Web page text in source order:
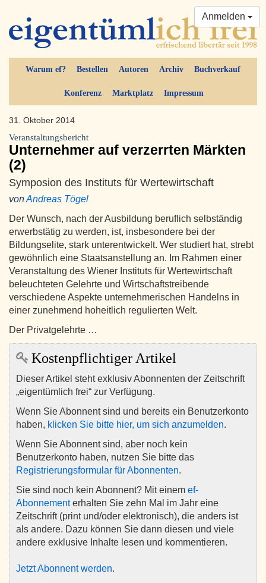
Warum ef? Bestellen Autoren Archiv Buchverkauf
Konferenz Marktplatz Impressum
Anmelden
31. Oktober 2014
Veranstaltungsbericht
Unternehmer auf verzerrten Märkten
(2)
Symposion des Instituts für Wertewirtschaft
vonAndreas Tögel
Der Wunsch, nach der Ausbildung beruflich selbständig
erwerbstätig zu werden, ist, insbesondere bei der
Bildungselite, stark unterentwickelt. Wer studiert hat, strebt
gewöhnlich eine Staatsanstellung an. Im Rahmen einer
Veranstaltung des Wiener Instituts für Wertewirtschaft
beleuchteten Gelehrte und Wirtschaftstreibende
verschiedene Aspekte unternehmerischen Handelns in
einer zunehmend hoheitlich regulierten Welt.
Der Privatgelehrte …
Kostenpflichtiger Artikel
Dieser Artikel steht exklusiv Abonnenten der Zeitschrift
„eigentümlich frei“ zur Verfügung.
Wenn Sie Abonnent sind und bereits ein Benutzerkonto
haben, klicken Sie bitte hier, um sich anzumelden.
Wenn Sie Abonnent sind, aber noch kein
Benutzerkonto haben, nutzen Sie bitte das
Registrierungsformular für Abonnenten.
Sie sind noch kein Abonnent? Mit einem ef-
Abonnementerhalten Sie zehn Mal im Jahr eine
Zeitschrift (print und/oder elektronisch), die anders ist
als andere. Dazu können Sie dann diesen und viele
andere exklusive Inhalte lesen und kommentieren.
Jetzt Abonnent werden.